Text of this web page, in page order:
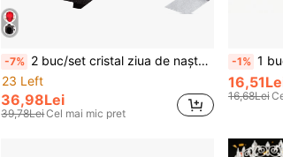
-7% 2 buc/set cristal ziua de naștere Regina Tiara coroană panglică pentru femei fete ziua de naștere Regina bandă de susținere eșarfă elegantă prințesă coroană cu piepteni mama ziua de naștere accesorii de păr decorațiuni petrecere de ziua de naștere, înapoi la școală Ziua Îndrăgostiților
23 Left
36,98Lei
39,78LeiCel mai mic pret
-1% 1 buc eșarfă de
16,68Lei